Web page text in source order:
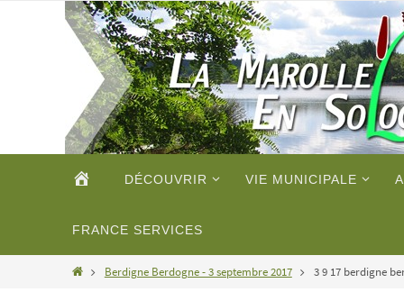
ACCUEILDÉCOUVRIR VIE MUNICIPALE
FRANCE SERVICES
HomeBerdigne Berdogne - 3 septembre 2017 3 9 17 berdigne